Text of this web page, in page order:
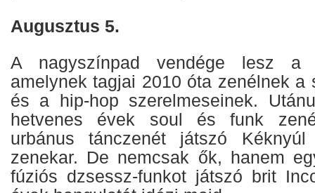
Augusztus 5.
A nagyszínpad vendége lesz a
amelynek tagjai 2010 óta zenélnek a
és a hip-hop szerelmeseinek.
hetvenes évek soul és funk
urbánus tánczenét játszó
zenekar. De nemcsak ők, hanem
fúziós dzsessz-funkot játszó brit